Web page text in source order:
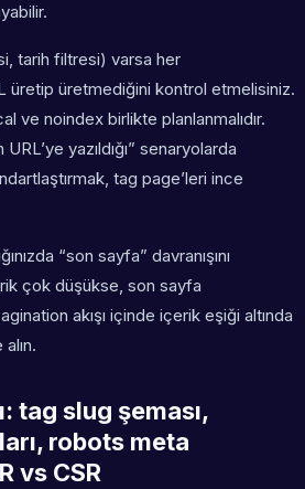
tarih filtresi) varsa her
üretip üretmediğini kontrol etmelisiniz.
ve noindex birlikte planlanmalıdır.
yazıldığı” senaryolarda
tag page’leri ince
“son sayfa” davranışını
çok düşükse, son sayfa
akışı içinde içerik eşiği altında
tag slug şeması,
robots meta
vs CSR